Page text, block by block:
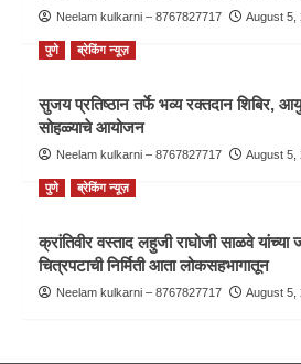
Neelam kulkarni – 8767827717 August 5,
पुणे ब्रेकिंग न्यूज़
सुजय प्रतिष्ठान तर्फे भव्य रक्तदान शिबिर,
सोहळ्याचे आयोजन
Neelam kulkarni – 8767827717 August 5,
पुणे ब्रेकिंग न्यूज़
क्रांतिवीर वस्ताद लहुजी राघोजी साळवे यांच्या
चित्रपटाची निर्मिती आता लोकसहभागातून
Neelam kulkarni – 8767827717 August 5,